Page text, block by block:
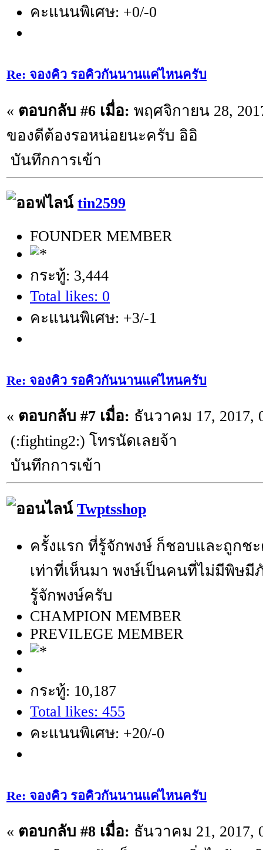
คะแนนพิเศษ: +0/-0
Re: จองคิว รอคิวกันนานแค่ไหนครับ
« ตอบกลับ #6 เมื่อ: พฤศจิกายน 28,
ของดีต้องรอหน่อยนะครับ อิอิ
บันทึกการเข้า
tin2599
FOUNDER MEMBER
กระทู้: 3,444
Total likes: 0
คะแนนพิเศษ: +3/-1
Re: จองคิว รอคิวกันนานแค่ไหนครับ
« ตอบกลับ #7 เมื่อ: ธันวาคม 17, 2017,
(:fighting2:) โทรนัดเลยจ้า
บันทึกการเข้า
Twptsshop
ครั้งแรก ที่รู้จักพงษ์ ก็ชอบและถูกช
เท่าที่เห็นมา พงษ์เป็นคนที่ไม่มีพิษมี
รู้จักพงษ์ครับ
CHAMPION MEMBER
PREVILEGE MEMBER
กระทู้: 10,187
Total likes: 455
คะแนนพิเศษ: +20/-0
Re: จองคิว รอคิวกันนานแค่ไหนครับ
« ตอบกลับ #8 เมื่อ: ธันวาคม 21, 2017,